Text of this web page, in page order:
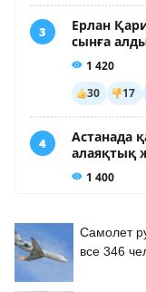
Самолет
все 346